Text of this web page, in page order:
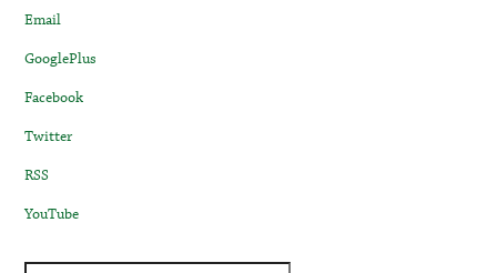
Email
GooglePlus
Facebook
Twitter
RSS
YouTube